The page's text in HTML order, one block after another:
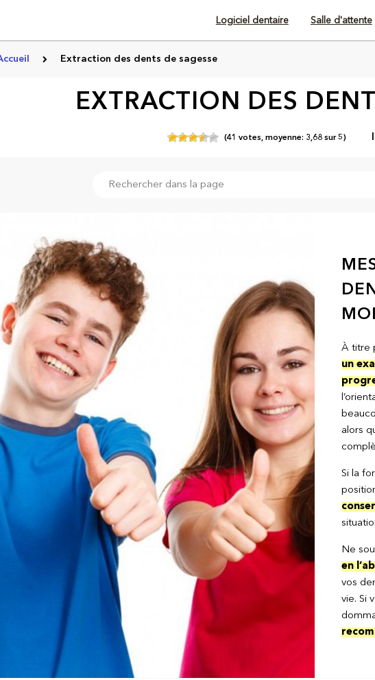
Logiciel dentaire Salle d'attente
Extraction des dents de sagesse
EXTRACTION DES
(41 votes,moyenne: 3,68sur5)
À titre
un
alors
Si la
Ne
en
vos
vie. Si